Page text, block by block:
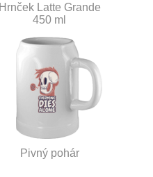
Hrnček Latte Grande
450 ml
Pivný pohár